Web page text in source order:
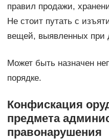
правил продажи,
Не стоит путать с
вещей, выявленных при
Может быть назначен
порядке.
Конфискация
предмета
правонарушения